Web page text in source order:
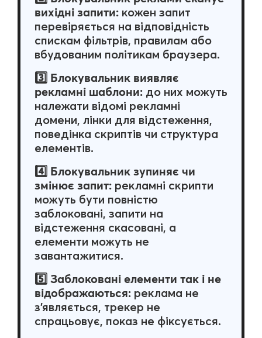
вихідні запити: кожен запит
перевіряється на відповідність
спискам фільтрів, правилам або
вбудованим політикам браузера.
3️⃣ Блокувальник виявляє
рекламні шаблони: до них можуть
належати відомі рекламні
домени, лінки для відстеження,
поведінка скриптів чи структура
елементів.
4️⃣ Блокувальник зупиняє чи
змінює запит: рекламні скрипти
можуть бути повністю
заблоковані, запити на
відстеження скасовані, а
елементи можуть не
завантажитися.
5️⃣ Заблоковані елементи так і не
відображаються: реклама не
з'являється, трекер не
спрацьовує, показ не фіксується.